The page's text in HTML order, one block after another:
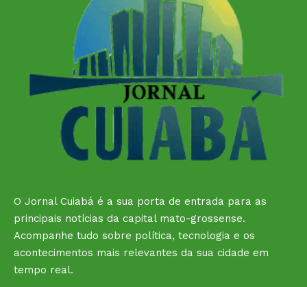
O Jornal Cuiabá é a sua porta de entrada para as
principais notícias da capital mato-grossense.
Acompanhe tudo sobre política, tecnologia e os
acontecimentos mais relevantes da sua cidade em
tempo real.